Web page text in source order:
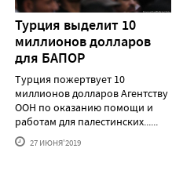
Турция выделит 10
миллионов долларов
для БАПОР
Турция пожертвует 10
миллионов долларов Агентству
ООН по оказанию помощи и
работам для палестинских......
27 ИЮНЯ'2019